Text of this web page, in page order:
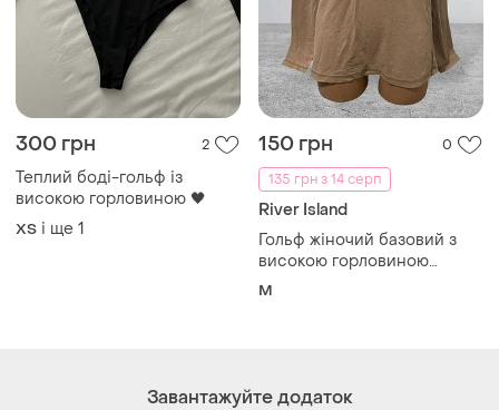
300 грн 2
Теплий боді-гольф із
високою горловиною 🖤
ХS і ще 1
150 грн
0
135 грн з 14 серп
River Island
Гольф жіночий базовий з
високою горловиною
бавовняний
M
Завантажуйте додаток